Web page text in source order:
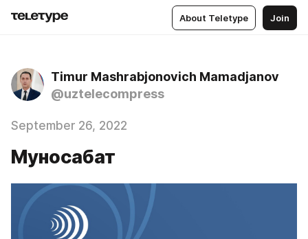
About Teletype Join
Timur Mashrabjonovich Mamadjanov
@uztelecompress
September 26, 2022
Муносабат